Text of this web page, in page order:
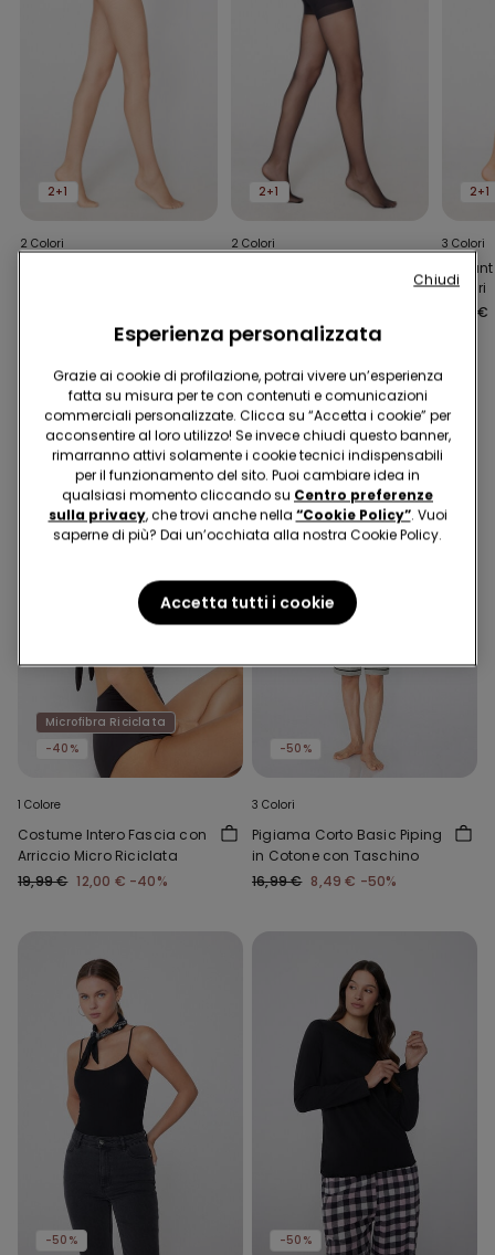
2+1
2 Colori
2+1
2 Colori
2+1
3 Colori
Denari
4,99 €
Potrebbe piacerti anche
Microfibra Riciclata
-40%
1 Colore
Costume Intero Fascia con
Arriccio Micro Riciclata
19,99 € 12,00 € -40%
-50%
3 Colori
Pigiama Corto Basic Piping
in Cotone con Taschino
16,99 € 8,49 € -50%
-50% -50%
Esperienza personalizzata
Grazie ai cookie di profilazione, potrai vivere un’esperienza
fatta su misura per te con contenuti e comunicazioni
commerciali personalizzate. Clicca su “Accetta i cookie” per
acconsentire al loro utilizzo! Se invece chiudi questo banner,
rimarranno attivi solamente i cookie tecnici indispensabili
per il funzionamento del sito. Puoi cambiare idea in
qualsiasi momento cliccando su Centro preferenze
sulla privacy, che trovi anche nella “Cookie Policy”. Vuoi
saperne di più? Dai un’occhiata alla nostra Cookie Policy.
Accetta tutti i cookie
Chiudi